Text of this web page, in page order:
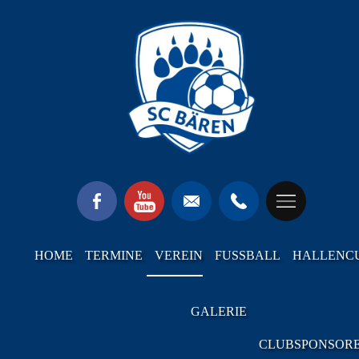
HOME TERMINE VEREIN FUSSBALL
GALERIE